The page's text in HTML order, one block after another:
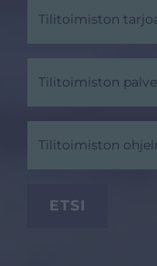
Tilitoimiston
Tilitoimiston
Tilitoimiston